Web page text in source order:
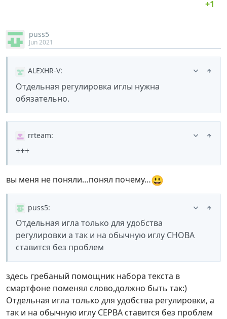
puss5
Jun 2021
ALEXHR-V:
Отдельная регулировка иглы нужна
обязательно.
rrteam:
+++
вы меня не поняли…понял почему…😃
puss5:
Отдельная игла только для удобства
регулировки а так и на обычную иглу СНОВА
ставится без проблем
здесь гребаный помощник набора текста в
смартфоне поменял слово,должно быть так:)
Отдельная игла только для удобства регулировки, а
так и на обычную иглу СЕРВА ставится без проблем